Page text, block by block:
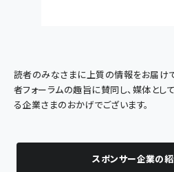
読者のみなさまに上質の情報をお届けで
者フォーラムの趣旨に賛同し、媒体とし
る企業さまのおかげでございます。
スポンサー企業の紹